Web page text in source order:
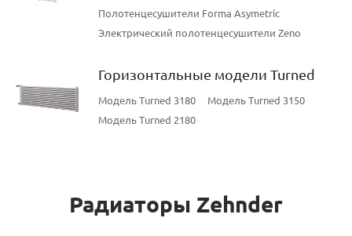
Полотенцесушители Forma Asymetric
Электрический полотенцесушители Zeno
Горизонтальные модели Turned
Модель Turned 3180
Модель Turned 3150
Модель Turned 2180
Радиаторы Zehnder